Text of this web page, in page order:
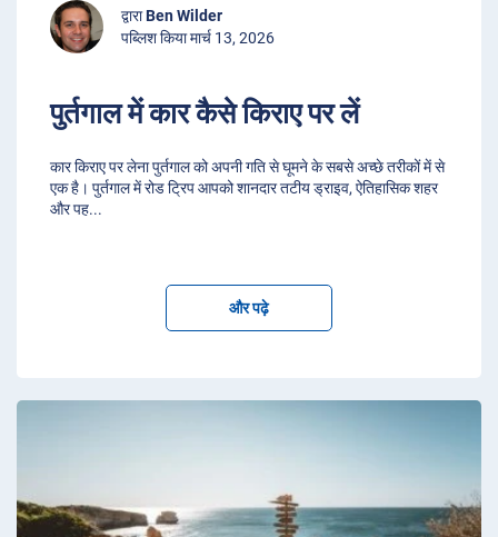
द्वाराBen Wilder
पब्लिश किया मार्च 13, 2026
पुर्तगाल में कार कैसे किराए पर लें
कार किराए पर लेना पुर्तगाल को अपनी गति से घूमने के सबसे अच्छे तरीकों में से
एक है। पुर्तगाल में रोड ट्रिप आपको शानदार तटीय ड्राइव, ऐतिहासिक शहर
और पह...
और पढ़े